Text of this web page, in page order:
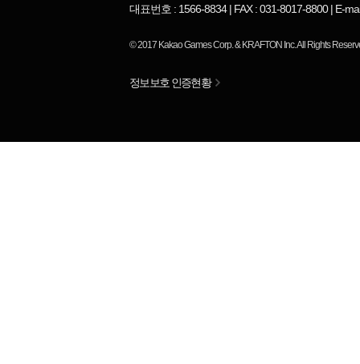
대표번호 : 1566-8834 | FAX : 031-8017-8800 | E-
© 2017 Kakao Games Corp.& KRAFTON Inc.All Rights
정보보호 인증현황